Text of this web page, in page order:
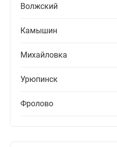
Волжский
Камышин
Михайловка
Урюпинск
Фролово